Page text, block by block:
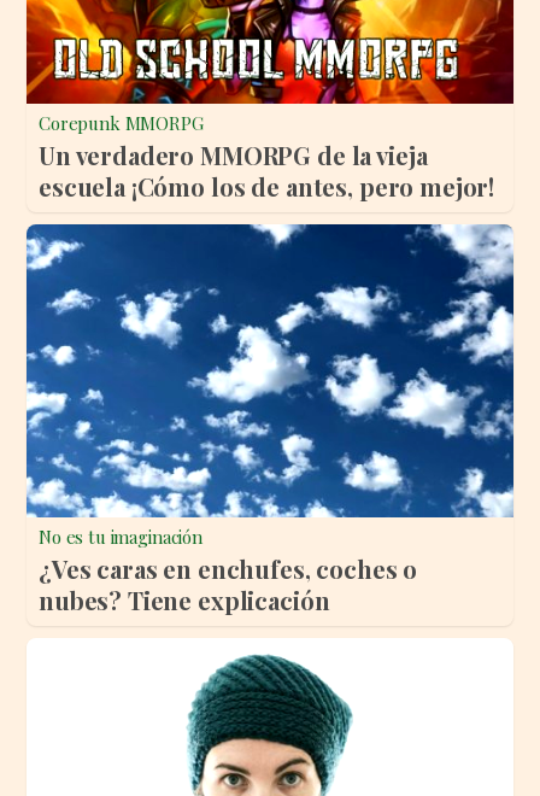
Corepunk MMORPG
Un verdadero MMORPG de la vieja
escuela ¡Cómo los de antes, pero mejor!
No es tu imaginación
¿Ves caras en enchufes, coches o
nubes? Tiene explicación